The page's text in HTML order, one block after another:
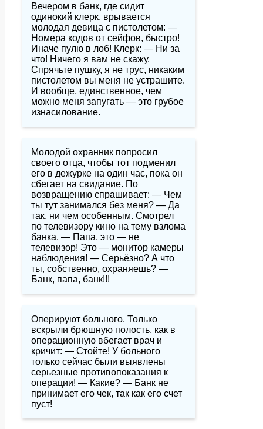
Вечером в банк, где сидит
одинокий клерк, врывается
молодая девица с пистолетом: —
Номера кодов от сейфов, быстро!
Иначе пулю в лоб! Клерк: — Ни за
что! Ничего я вам не скажу.
Спрячьте пушку, я не трус, никаким
пистолетом вы меня не устрашите.
И вообще, единственное, чем
можно меня запугать — это грубое
изнасилование.
Молодой охранник попросил
своего отца, чтобы тот подменил
его в дежурке на один час, пока он
сбегает на свидание. По
возвращению спрашивает: — Чем
ты тут занимался без меня? — Да
так, ни чем особенным. Смотрел
по телевизору кино на тему взлома
банка. — Папа, это — не
телевизор! Это — монитор камеры
наблюдения! — Серьёзно? А что
ты, собственно, охраняешь? —
Банк, папа, банк!!!
Оперируют больного. Только
вскрыли брюшную полость, как в
операционную вбегает врач и
кричит: — Стойте! У больного
только сейчас были выявлены
серьезные противопоказания к
операции! — Какие? — Банк не
принимает его чек, так как его счет
пуст!